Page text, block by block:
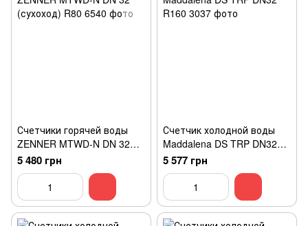
Счетчики горячей воды
ZENNER MTWD-N DN 32
(сухоход) R80
5 480 грн
Счетчик холодной воды
Maddalena DS TRP DN32
R160
5 577 грн